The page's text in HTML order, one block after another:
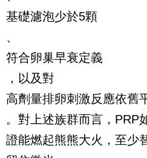
基礎濾泡少於5顆
、
符合卵巢早衰定義
，以及對
高劑量排卵刺激反應依舊
。對上述族群而言，PRP
證能燃起熊熊大火，至少